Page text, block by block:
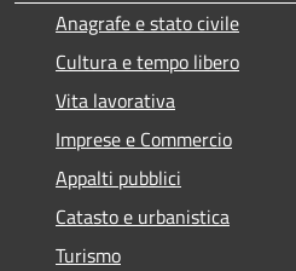
Anagrafe e stato civile
Cultura e tempo libero
Vita lavorativa
Imprese e Commercio
Appalti pubblici
Catasto e urbanistica
Turismo